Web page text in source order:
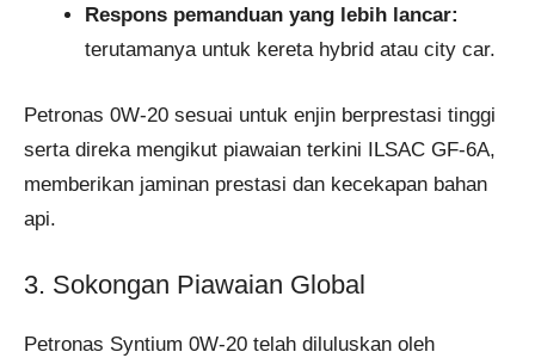
Respons pemanduan yang lebih lancar:
terutamanya untuk kereta hybrid atau city car.
Petronas 0W-20 sesuai untuk enjin berprestasi tinggi
serta direka mengikut piawaian terkini ILSAC GF-6A,
memberikan jaminan prestasi dan kecekapan bahan
api.
3. Sokongan Piawaian Global
Petronas Syntium 0W-20 telah diluluskan oleh